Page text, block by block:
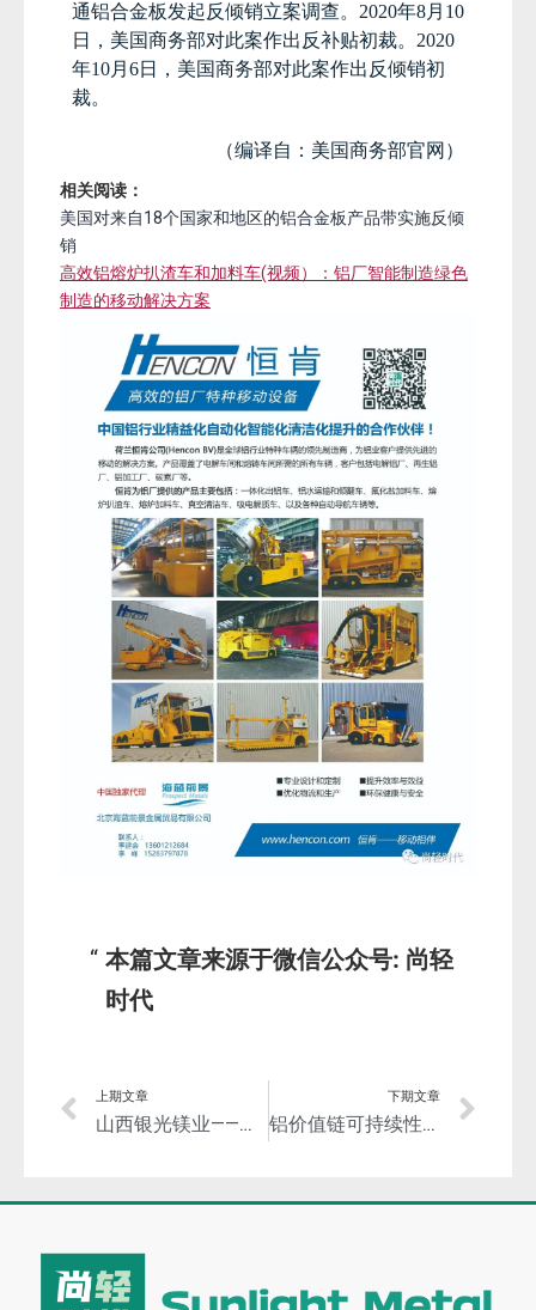
通铝合金板发起反倾销立案调查。 2020年8月 10
日，美国商务部对此案作出反补贴初裁。 2020
年10月 6日，美国商务部对此案作出反倾销初
裁。
（编译自：美国商务部官网）
相关阅读：
美国对来自18个国家和地区的铝合金板产品带实施反倾
销
高效铝熔炉扒渣车和加料车(视频）：铝厂智能制造绿色
制造的移动解决方案
本篇文章来源于微信公众号: 尚轻
时代
上期文章
山西银光镁业——扛起镁产业发展大旗，开发高端产品进军高端市场！
下期文章
铝价值链可持续性标准再次修订，邀您提出意见！